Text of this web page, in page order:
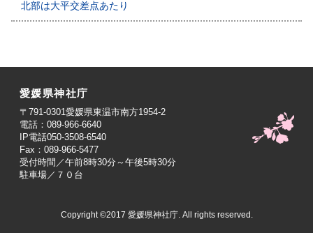
北部は大平交差点あたり
愛媛県神社庁
〒791-0301愛媛県東温市南方1954-2
電話：089-966-6640
IP電話050-3508-6540
Fax：089-966-5477
受付時間／午前8時30分～午後5時30分
駐車場／７０台
Copyright ©2017 愛媛県神社庁. All rights reserved.